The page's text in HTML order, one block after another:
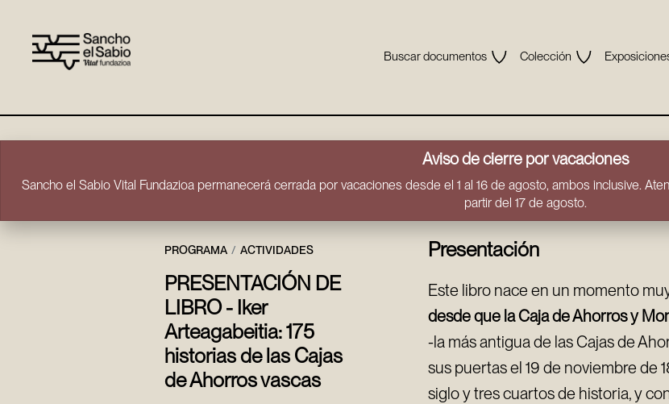
Buscar documentos Colección
Aviso de cierre por vacaciones
Sancho el Sabio Vital Fundazioa permanecerá cerrada por vacaciones desde el 1 al 16 de agosto, ambos inclusive.
partir del 17 de agosto.
PROGRAMA ACTIVIDADES
PRESENTACIÓN DE
LIBRO - Iker
Arteagabeitia: 175
historias de las Cajas
de Ahorros vascas
Presentación
Este libro nace en un momento
desde que la Caja de Ahorros y
-la más antigua de las Cajas de
sus puertas el 19 de noviembre de
siglo y tres cuartos de historia, y